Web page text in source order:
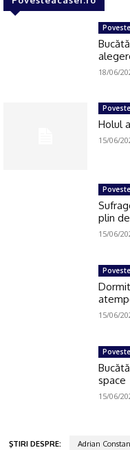
Click
18/06/
Holul
15/06/
plin
15/06/
15/06/
space
15/06/
ŞTIRI DESPRE: Adrian